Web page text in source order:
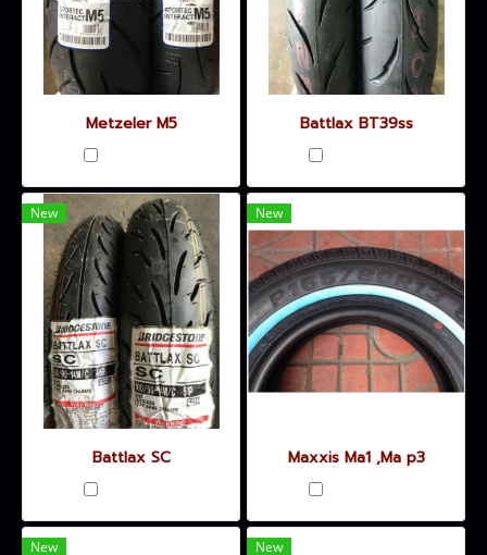
Metzeler M5
Battlax BT39ss
New
Battlax SC
New
Maxxis Ma1 ,Ma p3
New New